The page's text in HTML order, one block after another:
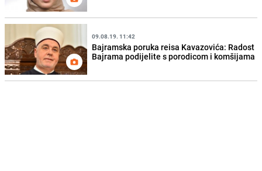
09.08.19. 11:42
Bajramska poruka reisa Kavazovića: Radost
Bajrama podijelite s porodicom i komšijama